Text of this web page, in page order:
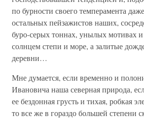
по бурности своего темперамента
остальных пейзажистов наших,
буро-серых тоннах, унылых мотивах
солнцем степи и море, а залитые
деревни…
Мне думается, если временно и
Ивановича наша северная природа,
ее бездонная грусть и тихая, робкая
то все же в гораздо большей степени